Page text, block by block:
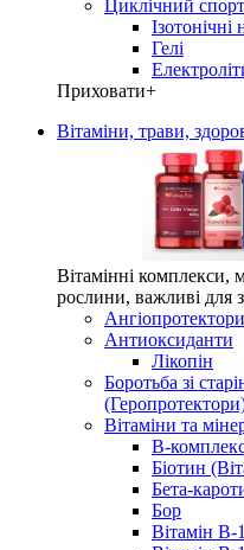
Циклічний спорт
Ізотонічні
Гелі
Приховати+
Вітаміни, трави,
Вітамінні комплекси,
рослини, важливі для
Антиоксиданти
Лікопін
Боротьба зі
Вітаміни та
B-
Біотин
Бета-
Бор
Вітамін B-